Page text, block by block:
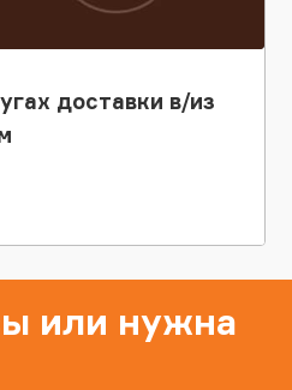
доставки в/из
или нужна